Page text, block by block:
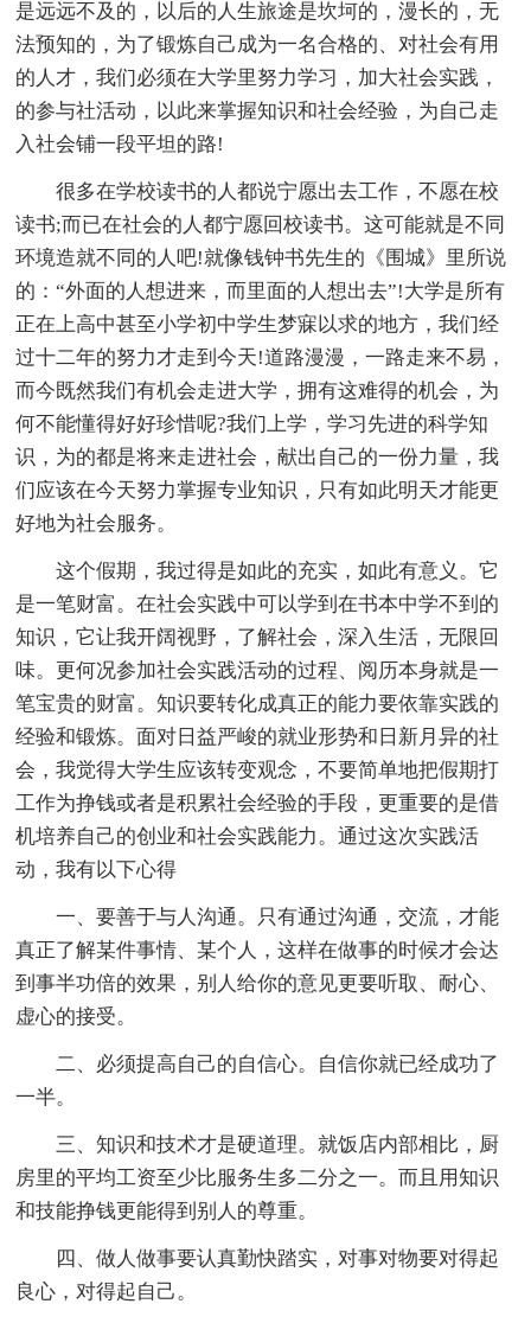
是远远不及的，以后的人生旅途是坎坷的，漫长的，无
法预知的，为了锻炼自己成为一名合格的、对社会有用
的人才，我们必须在大学里努力学习，加大社会实践，
的参与社活动，以此来掌握知识和社会经验，为自己走
入社会铺一段平坦的路!
很多在学校读书的人都说宁愿出去工作，不愿在校
读书;而已在社会的人都宁愿回校读书。这可能就是不同
环境造就不同的人吧!就像钱钟书先生的《围城》里所说
的：“外面的人想进来，而里面的人想出去”!大学是所有
正在上高中甚至小学初中学生梦寐以求的地方，我们经
过十二年的努力才走到今天!道路漫漫，一路走来不易，
而今既然我们有机会走进大学，拥有这难得的机会，为
何不能懂得好好珍惜呢?我们上学，学习先进的科学知
识，为的都是将来走进社会，献出自己的一份力量，我
们应该在今天努力掌握专业知识，只有如此明天才能更
好地为社会服务。
这个假期，我过得是如此的充实，如此有意义。它
是一笔财富。在社会实践中可以学到在书本中学不到的
知识，它让我开阔视野，了解社会，深入生活，无限回
味。更何况参加社会实践活动的过程、阅历本身就是一
笔宝贵的财富。知识要转化成真正的能力要依靠实践的
经验和锻炼。面对日益严峻的就业形势和日新月异的社
会，我觉得大学生应该转变观念，不要简单地把假期打
工作为挣钱或者是积累社会经验的手段，更重要的是借
机培养自己的创业和社会实践能力。通过这次实践活
动，我有以下心得
一、要善于与人沟通。只有通过沟通，交流，才能
真正了解某件事情、某个人，这样在做事的时候才会达
到事半功倍的效果，别人给你的意见更要听取、耐心、
虚心的接受。
二、必须提高自己的自信心。自信你就已经成功了
一半。
三、知识和技术才是硬道理。就饭店内部相比，厨
房里的平均工资至少比服务生多二分之一。而且用知识
和技能挣钱更能得到别人的尊重。
四、做人做事要认真勤快踏实，对事对物要对得起
良心，对得起自己。